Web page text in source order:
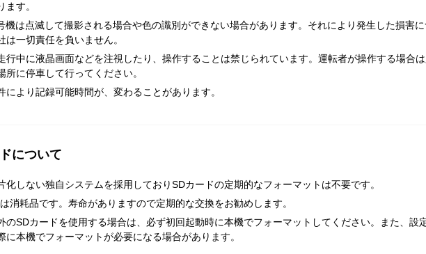
ます。
機は点滅して撮影される場合や色の識別ができない場合があります。それにより発生した損害
は一切責任を負いません。
行中に液晶画面などを注視したり、操作することは禁じられています。運転者が操作する場合
所に停車して行ってください。
により記録可能時間が、変わることがあります。
について
化しない独自システムを採用しておりSDカードの定期的なフォーマットは不要です。
消耗品です。寿命がありますので定期的な交換をお勧めします。
のSDカードを使用する場合は、必ず初回起動時に本機でフォーマットしてください。また、設
に本機でフォーマットが必要になる場合があります。